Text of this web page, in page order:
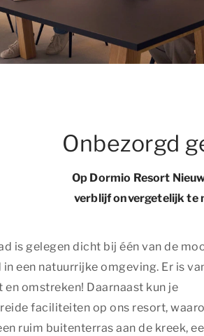
Onbezorgd
Op Dormio Resort
verblijf onvergetelijk te
is gelegen dicht bij één van de
een natuurrijke omgeving. Er is
en omstreken! Daarnaast kun je
faciliteiten op ons resort,
ruim buitenterras aan de kreek,